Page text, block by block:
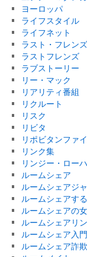
ヨーロッパ
ライフスタイル
ライフネット
ラスト・フレンズ
ラストフレンズ
ラブストーリー
リー・マック
リアリティ番組
リクルート
リスク
リビタ
リポビタンファ
リンク集
リンジー・ロー
ルームシェア
ルームシェアジ
ルームシェアす
ルームシェアの女
ルームシェアリ
ルームシェア入門
ルームシェア詐欺